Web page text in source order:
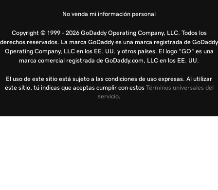
No venda mi información personal
Copyright © 1999 - 2026 GoDaddy Operating Company, LLC. Todos los
derechos reservados. La marca GoDaddy es una marca registrada de GoDaddy
Operating Company, LLC en los EE. UU. y otros países. El logo “GO” es una
marca comercial registrada de GoDaddy.com, LLC en los EE. UU.
El uso de este sitio está sujeto a las condiciones de uso expresas. Al utilizar
este sitio, tú indicas que aceptas cumplir con estos Términos universales del
servicio.